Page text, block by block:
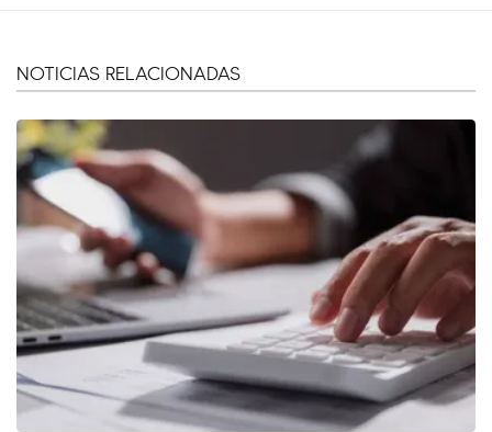
NOTICIAS RELACIONADAS